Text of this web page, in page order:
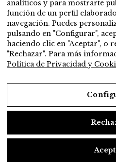
Novedades
Contacto
Venta y soporte
Distribuidor más cercano
Servicio Post – venta
¿Quiéres ser distribuidor?
Trabaja con nosotros
analíticos y para mostrarte
función de un perfil
navegación. Puedes
pulsando en "Configurar",
haciendo clic en "Aceptar", o
"Rechazar". Para más
Política de Privacidad y
Aviso